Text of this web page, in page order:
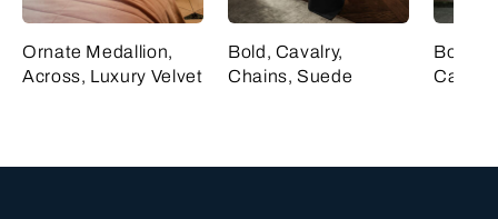
Ornate Medallion,
Across, Luxury Velvet
Bold, Cavalry,
Chains, Suede
Bold,